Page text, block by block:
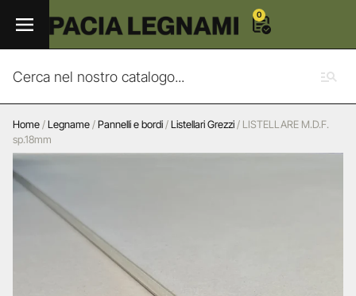
0
Home/Legname/Pannelli e bordi/Listellari Grezzi/ LISTELLARE M.D.F.
sp.18mm